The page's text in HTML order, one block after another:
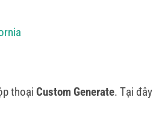
thoại Custom Generate. Tại đây